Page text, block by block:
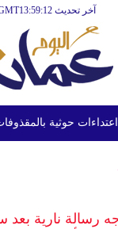
آخر تحديث GMT13:59:12
رسالة نارية بعد